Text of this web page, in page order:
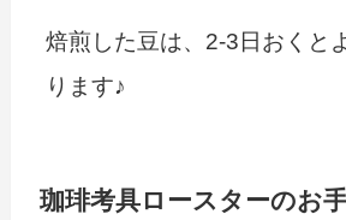
焙煎した豆は、2-3日おくと
ります♪
珈琲考具ロースターのお